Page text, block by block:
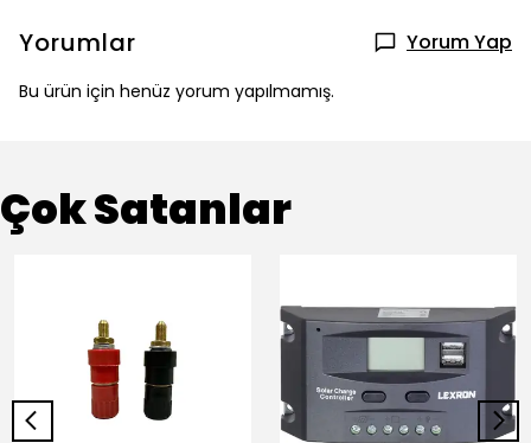
Yorumlar Yorum Yap
Bu ürün için henüz yorum yapılmamış.
Çok Satanlar